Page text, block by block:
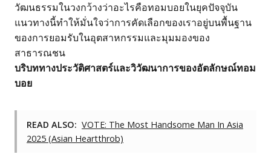
วัฒนธรรมในวงกว้างว่าอะไรคือทอมบอยในยุคปัจจุบัน
แนวทางนี้ทำให้มั่นใจว่าการคัดเลือกของเราอยู่บนพื้นฐาน
ของการยอมรับในอุตสาหกรรมและมุมมองของ
สาธารณชน
บริบททางประวัติศาสตร์และวิวัฒนาการของอัตลักษณ์ทอม
บอย
READ ALSO: VOTE: The Most Handsome Man In Asia
2025 (Asian Heartthrob)